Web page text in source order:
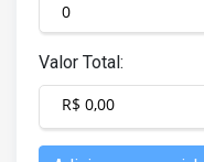
Valor Total:
R$ 0,00